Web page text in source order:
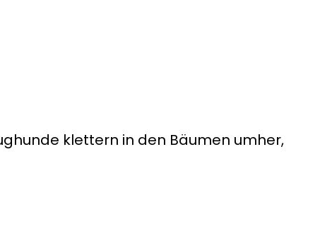
klettern in den Bäumen umher,